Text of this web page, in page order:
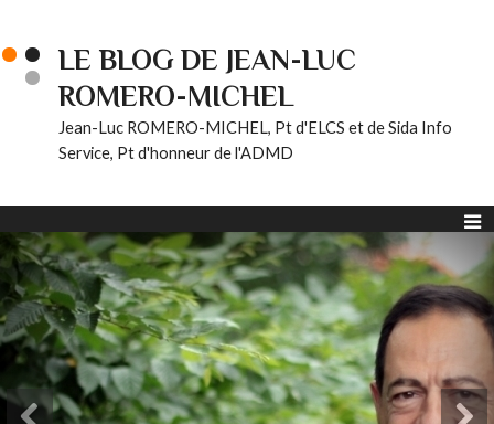
LE BLOG DE JEAN-LUC
ROMERO-MICHEL
Jean-Luc ROMERO-MICHEL, Pt d'ELCS et de Sida Info
Service, Pt d'honneur de l'ADMD